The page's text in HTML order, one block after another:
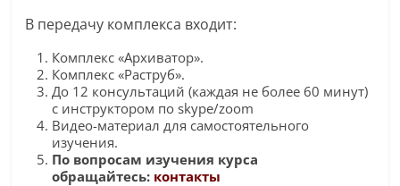
В передачу комплекса входит:
Комплекс «Архиватор».
Комплекс «Раструб».
До 12 консультаций (каждая не более 60 минут)
с инструктором по skype/zoom
Видео-материал для самостоятельного
изучения.
По вопросам изучения курса
обращайтесь: контакты